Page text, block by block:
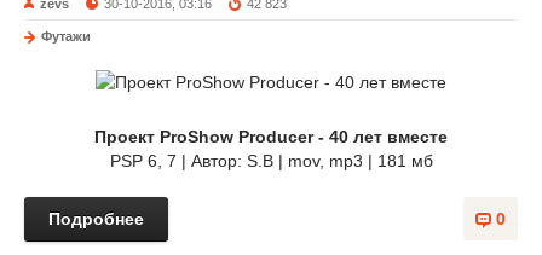
zevs 30-10-2016, 03:16 42 823
Футажи
Проект ProShow Producer - 40 лет вместе
PSP 6, 7 | Автор: S.B | mov, mp3 | 181 мб
0
Подробнее